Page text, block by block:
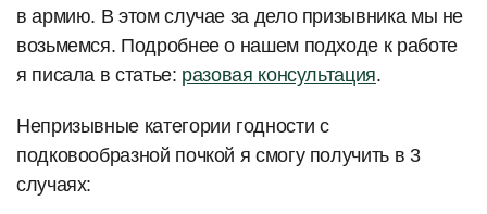
в армию. В этом случае за дело призывника мы не
возьмемся. Подробнее о нашем подходе к работе
я писала в статье: разовая консультация.
Непризывные категории годности с
подковообразной почкой я смогу получить в 3
случаях: